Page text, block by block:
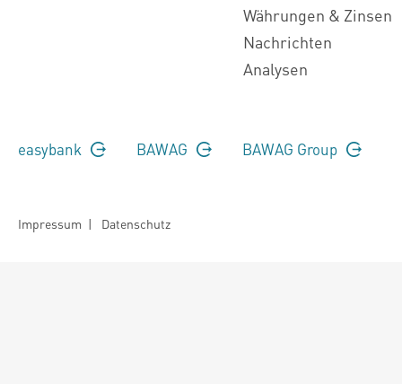
Währungen & Zinsen
Nachrichten
Analysen
easybank BAWAG BAWAG Group
Impressum | Datenschutz